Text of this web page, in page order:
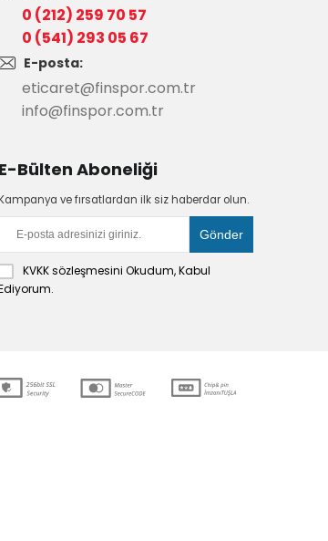
0 (212) 259 70 57
0 (541) 293 05 67
E-posta:
eticaret@finspor.com.tr
info@finspor.com.tr
E-Bülten Aboneliği
ve fırsatlardan ilk siz haberdar olun.
KVKK sözleşmesini Okudum, Kabul